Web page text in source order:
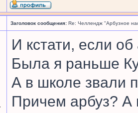
Заголовок сообщения: Re: Челлендж "Арбузное
И кстати, если об
Была я раньше
А в школе звали
Причем арбуз?